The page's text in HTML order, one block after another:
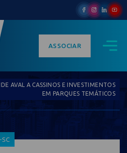
ASSOCIAR
AVAL A CASSINOS E INVESTIMENTOS
EM PARQUES TEMÁTICOS
SC